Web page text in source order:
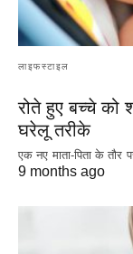
लाइफस्टाइल
रोते हुए बच्चे
घरेलू तरीके
एक नए माता-पिता के
9 months ago